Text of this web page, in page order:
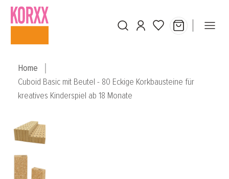
Skip to main content
Home
Cuboid Basic mit Beutel - 80 Eckige Korkbausteine für
kreatives Kinderspiel ab 18 Monate